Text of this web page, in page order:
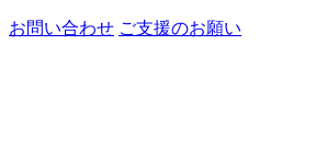
お問い合わせ ご支援のお願い